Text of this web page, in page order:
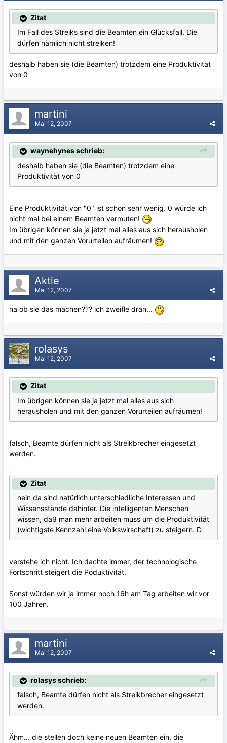
Zitat
Im Fall des Streiks sind die Beamten ein Glücksfall. Die
dürfen nämlich nicht streiken!
deshalb haben sie (die Beamten) trotzdem eine Produktivität
von 0
martini
Mai 12, 2007
waynehynes schrieb:
deshalb haben sie (die Beamten) trotzdem eine
Produktivität von 0
Eine Produktivität von "0" ist schon sehr wenig. 0 würde ich
nicht mal bei einem Beamten vermuten!
Im übrigen können sie ja jetzt mal alles aus sich herausholen
und mit den ganzen Vorurteilen aufräumen!
Aktie
Mai 12, 2007
na ob sie das machen??? ich zweifle dran...
rolasys
Mai 12, 2007
Zitat
Im übrigen können sie ja jetzt mal alles aus sich
herausholen und mit den ganzen Vorurteilen aufräumen!
falsch, Beamte dürfen nicht als Streikbrecher eingesetzt
werden.
Zitat
nein da sind natürlich unterschiedliche Interessen und
Wissensstände dahinter. Die intelligenten Menschen
wissen, daß man mehr arbeiten muss um die Produktivität
(wichtigste Kennzahl eine Volkswirschaft) zu steigern. D
verstehe ich nicht. Ich dachte immer, der technologische
Fortschritt steigert die Poduktivität.
Sonst würden wir ja immer noch 16h am Tag arbeiten wir vor
100 Jahren.
martini
Mai 12, 2007
rolasys schrieb:
falsch, Beamte dürfen nicht als Streikbrecher eingesetzt
werden.
Ähm... die stellen doch keine neuen Beamten ein, die